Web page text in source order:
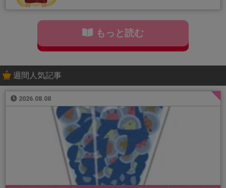
もっと読む
週間人気記事
2026.08.08